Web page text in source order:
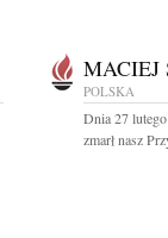
MACIEJ
POLSKA
Dnia 27
zmarł nasz